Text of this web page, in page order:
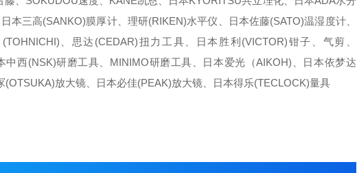
三高(SANKO)膜厚计、理研(RIKEN)水平仪、日本佐藤(SATO)温湿度计、
、思达(CEDAR)扭力工具、日本胜利(VICTOR)钳子、气剪、
西(NSK)研磨工具、MINIMO研磨工具、日本爱光（AIKOH)、日本依梦达
放大镜、日本必佳(PEAK)放大镜、日本得乐(TECLOCK)量具